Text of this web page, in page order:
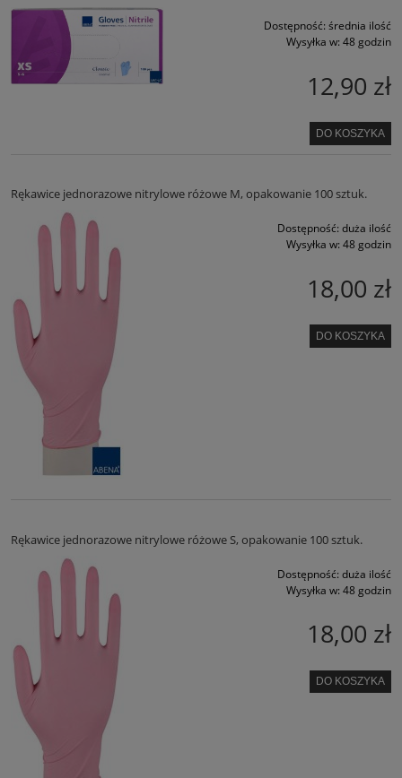
Dostępność: średnia ilość
Wysyłka w: 48 godzin
12,90 zł
DO KOSZYKA
Rękawice jednorazowe nitrylowe różowe M, opakowanie 100 sztuk.
Dostępność: duża ilość
Wysyłka w: 48 godzin
18,00 zł
DO KOSZYKA
Rękawice jednorazowe nitrylowe różowe S, opakowanie 100 sztuk.
Dostępność: duża ilość
Wysyłka w: 48 godzin
18,00 zł
DO KOSZYKA